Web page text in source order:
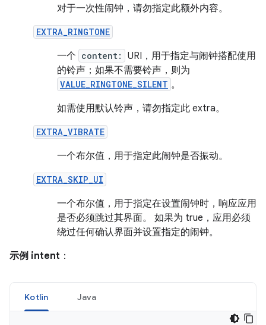
对于一次性闹钟，请勿指定此额外内容。
EXTRA_RINGTONE
一个 content:
URI，用于指定与闹钟搭配使用
的铃声；如果不需要铃声，则为
VALUE_RINGTONE_SILENT 。
如需使用默认铃声，请勿指定此 extra。
EXTRA_VIBRATE
一个布尔值，用于指定此闹钟是否振动。
EXTRA_SKIP_UI
一个布尔值，用于指定在设置闹钟时，响应应用
是否必须跳过其界面。 如果为 true，应用必须
绕过任何确认界面并设置指定的闹钟。
示例 intent ：
Kotlin Java